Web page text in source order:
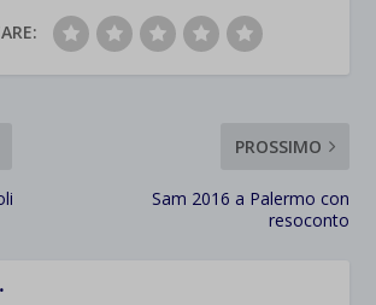
PROSSIMO
Sam 2016 a Palermo con
resoconto